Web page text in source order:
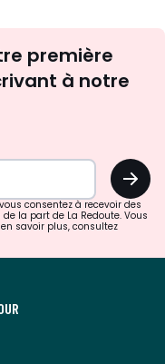
première
à notre
OK
consentez à recevoir des
la part de La Redoute. Vous
savoir plus, consultez